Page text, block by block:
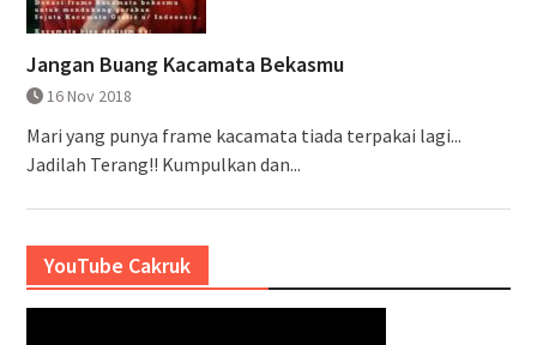
Jangan Buang Kacamata Bekasmu
16 Nov 2018
Mari yang punya frame kacamata tiada terpakai lagi...
Jadilah Terang!! Kumpulkan dan...
YouTube Cakruk